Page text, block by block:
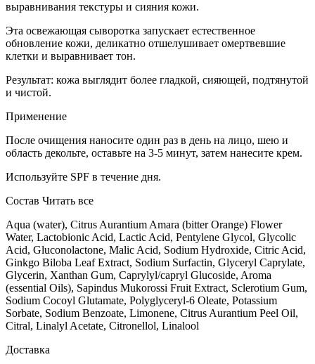
выравнивания текстуры и сияния кожи.
Эта освежающая сыворотка запускает естественное
обновление кожи, деликатно отшелушивает омертвевшие
клетки и выравнивает тон.
Результат: кожа выглядит более гладкой, сияющей, подтянутой
и чистой.
Применение
После очищения наносите один раз в день на лицо, шею и
область декольте, оставьте на 3-5 минут, затем нанесите крем.
Используйте SPF в течение дня.
Состав Читать все
Aqua (water), Citrus Aurantium Amara (bitter Orange) Flower
Water, Lactobionic Acid, Lactic Acid, Pentylene Glycol, Glycolic
Acid, Gluconolactone, Malic Acid, Sodium Hydroxide, Citric Acid,
Ginkgo Biloba Leaf Extract, Sodium Surfactin, Glyceryl Caprylate,
Glycerin, Xanthan Gum, Caprylyl/capryl Glucoside, Aroma
(essential Oils), Sapindus Mukorossi Fruit Extract, Sclerotium Gum,
Sodium Cocoyl Glutamate, Polyglyceryl-6 Oleate, Potassium
Sorbate, Sodium Benzoate, Limonene, Citrus Aurantium Peel Oil,
Citral, Linalyl Acetate, Citronellol, Linalool
Доставка